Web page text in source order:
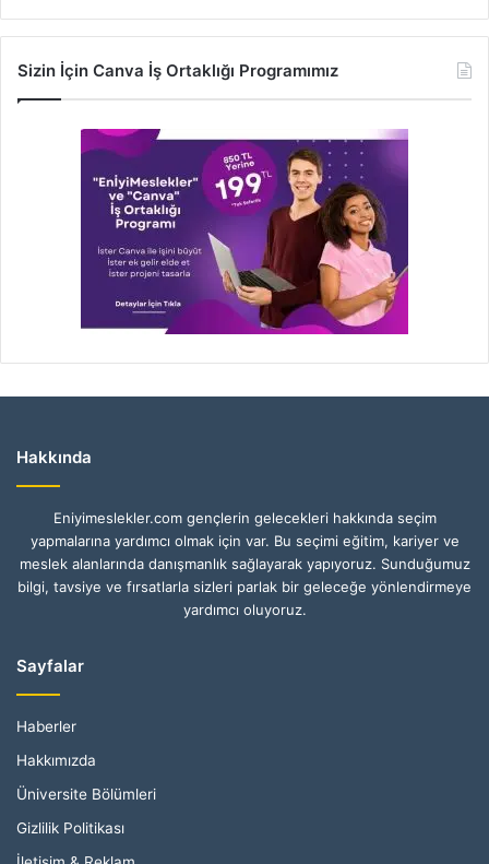
Sizin İçin Canva İş Ortaklığı Programımız
Hakkında
Eniyimeslekler.com gençlerin gelecekleri hakkında seçim
yapmalarına yardımcı olmak için var. Bu seçimi eğitim, kariyer ve
meslek alanlarında danışmanlık sağlayarak yapıyoruz. Sunduğumuz
bilgi, tavsiye ve fırsatlarla sizleri parlak bir geleceğe yönlendirmeye
yardımcı oluyoruz.
Sayfalar
Haberler
Hakkımızda
Üniversite Bölümleri
Gizlilik Politikası